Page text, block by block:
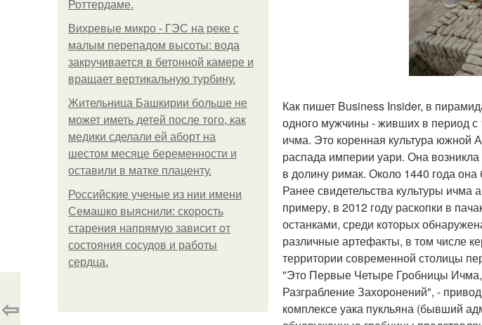
Роттердаме.
Вихревые микро - ГЭС на реке с
малым перепадом высоты: вода
закручивается в бетонной камере и
вращает вертикальную турбину.
Жительница Башкирии больше не
может иметь детей после того, как
медики сделали ей аборт на
шестом месяце беременности и
оставили в матке плаценту.
Российские ученые из нии имени
Семашко выяснили: скорость
старения напрямую зависит от
состояния сосудов и работы
сердца.
Как пишет Business Insider, в
одного мужчины - живших в период с
ичма. Это коренная культура южной
распада империи уари. Она
в долину римак. Около 1440 года
Ранее свидетельства культуры
примеру, в 2012 году раскопки в
останками, среди которых
различные артефакты, в том числе
территории современной столицы
"Это Первые Четыре Гробницы
Разграбление Захоронений", -
комплексе уака пукльяна (бывший
⇦